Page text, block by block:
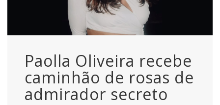
Paolla Oliveira recebe
caminhão de rosas de
admirador secreto